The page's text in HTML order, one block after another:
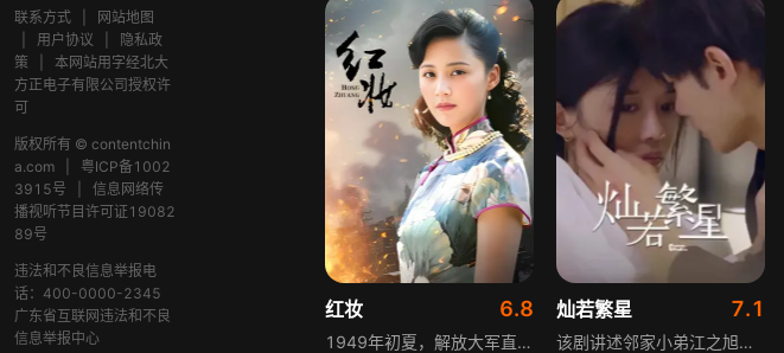
联系方式
网站地图
用户协议
隐私政
策
本网站用字经北大
方正电子有限公司授权许
可
版权所有 © contentchin
a.com
粤ICP备1002
3915号
信息网络传
播视听节目许可证19082
89号
违法和不良信息举报电
话：400-0000-2345
广东省互联网违法和不良
信息举报中心
红妆 6.8
1949年初夏，解放大军直抵上海，国民党国防部保密局的中共地下党员邓家骥奉命撤往台湾，其妻同为地下党的沈荷因临产被留在上海。新中国成立之初，面对敌特的破坏活动，斗争形势严峻，沈荷隐藏真实身份，继续与敌人展开新一轮斗争，在隐秘战线坚守信仰，为新政权的稳定默默奉献。
灿若繁星 7.1
该剧讲述邻家小弟江之旭留学归来，竟成了夏千星的顶头上司。从小管着江之旭、事事压他一头的夏千星无法接受，两人互不服气，在公司内外明争暗斗。江之旭借职位刁难夏千星，夏千星则用姐姐身份压制他，然而夏千星不知道，江之旭拼尽全力坐上这个位子，就是为了陪在她身边保护她。